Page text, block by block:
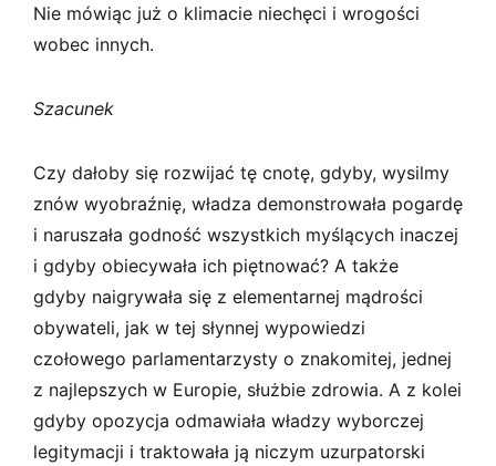
Nie mówiąc już o klimacie niechęci i wrogości
wobec innych.
Szacunek
Czy dałoby się rozwijać tę cnotę, gdyby, wysilmy
znów wyobraźnię, władza demonstrowała pogardę
i naruszała godność wszystkich myślących inaczej
i gdyby obiecywała ich piętnować? A także
gdyby naigrywała się z elementarnej mądrości
obywateli, jak w tej słynnej wypowiedzi
czołowego parlamentarzysty o znakomitej, jednej
z najlepszych w Europie, służbie zdrowia. A z kolei
gdyby opozycja odmawiała władzy wyborczej
legitymacji i traktowała ją niczym uzurpatorski